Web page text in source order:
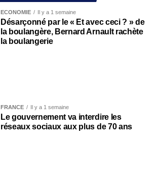
ECONOMIE Il y a 1 semaine
Désarçonné par le « Et avec ceci ? » de
la boulangère, Bernard Arnault rachète
la boulangerie
FRANCE Il y a 1 semaine
Le gouvernement va interdire les
réseaux sociaux aux plus de 70 ans